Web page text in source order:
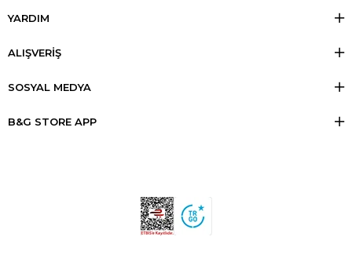
YARDIM
ALIŞVERİŞ
SOSYAL MEDYA
B&G STORE APP